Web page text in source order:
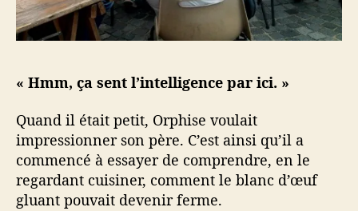
« Hmm, ça sent l’intelligence par ici. »
Quand il était petit, Orphise voulait
impressionner son père. C’est ainsi qu’il a
commencé à essayer de comprendre, en le
regardant cuisiner, comment le blanc d’œuf
gluant pouvait devenir ferme.